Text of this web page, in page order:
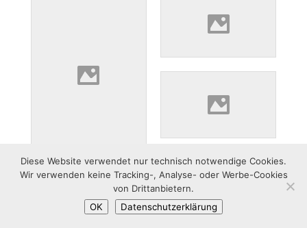
Diese Website verwendet nur technisch notwendige Cookies.
Wir verwenden keine Tracking-, Analyse- oder Werbe-Cookies
von Drittanbietern.
OK
Datenschutzerklärung